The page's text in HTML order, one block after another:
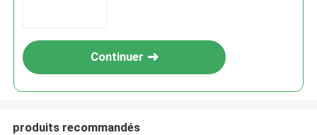
Continuer
produits recommandés